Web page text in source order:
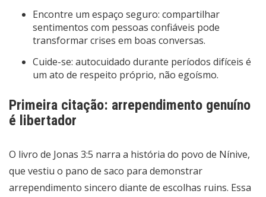
Encontre um espaço seguro: compartilhar
sentimentos com pessoas confiáveis pode
transformar crises em boas conversas.
Cuide-se: autocuidado durante períodos difíceis é
um ato de respeito próprio, não egoísmo.
Primeira citação: arrependimento genuíno
é libertador
O livro de Jonas 3:5 narra a história do povo de Nínive,
que vestiu o pano de saco para demonstrar
arrependimento sincero diante de escolhas ruins. Essa